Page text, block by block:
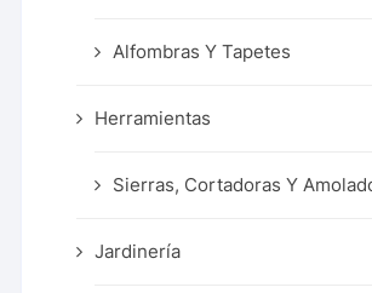
Alfombras Y Tapetes
Herramientas
Sierras, Cortadoras Y
Jardinería